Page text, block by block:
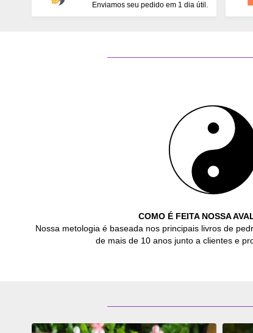
Enviamos seu pedido em 1 dia útil.
COMO É FEITA NOSSA
Nossa metologia é baseada nos principais livros de
de mais de 10 anos junto a clientes e